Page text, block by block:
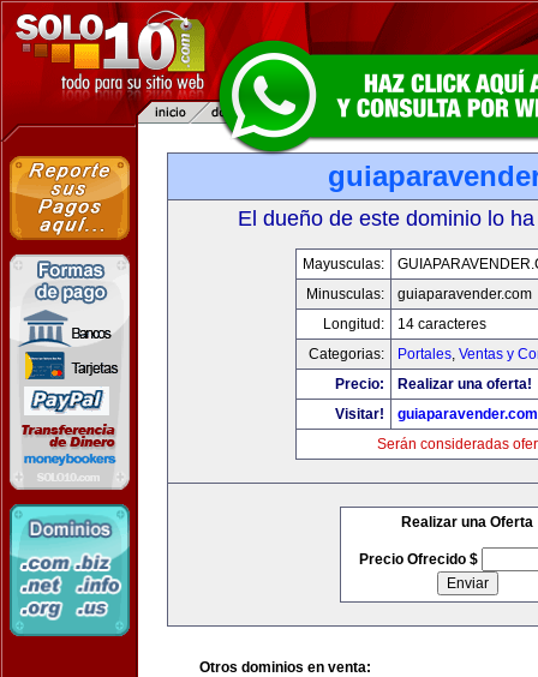
El dueño de este dominio lo
Mayusculas:
Minusculas:
guiaparavender.com
Longitud:
14 caracteres
Categorias:
Portales, Ventas y
Precio:
Realizar una oferta!
Visitar!
guiaparavender.com
Serán consideradas
Realizar una Oferta
Precio Ofrecido $
Otros dominios en venta: